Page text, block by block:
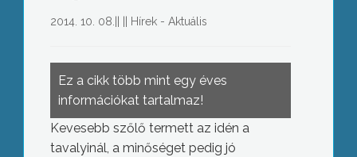
2014. 10. 08. Hírek - Aktuális
Ez a cikk több mint egy éves
információkat tartalmaz!
Kevesebb szőlő termett az idén a
tavalyinál, a minőséget pedig jó